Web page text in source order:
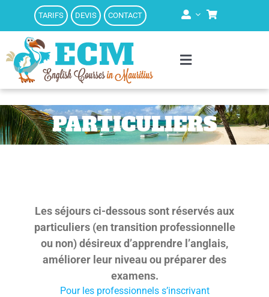
contenu
TARIFS DEVIS CONTACT
Toggle
Navigation
Parcours
Méthode
Enseignants
Qui sommes-nous ?
PARTICULIERS
Les séjours ci-dessous sont réservés aux
particuliers (en transition professionnelle
ou non) désireux d’apprendre l’anglais,
améliorer leur niveau ou préparer des
examens.
Pour les professionnels s’inscrivant